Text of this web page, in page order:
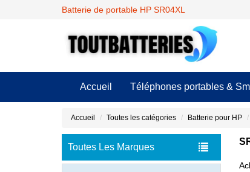
Batterie de portable HP SR04XL
Accueil Téléphones portables &
Accueil Toutes les catégories Batterie pour HP
Toutes Les Marques